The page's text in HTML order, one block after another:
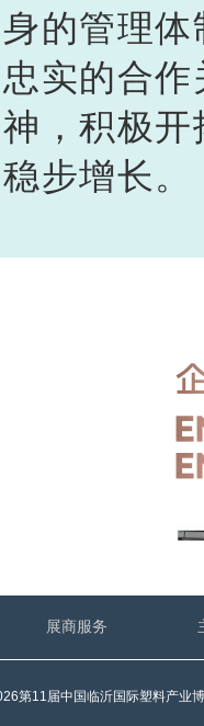
身的管理
忠实的合
神，积极
稳步增长。
展商服务
第11届中国临沂国际塑料产业